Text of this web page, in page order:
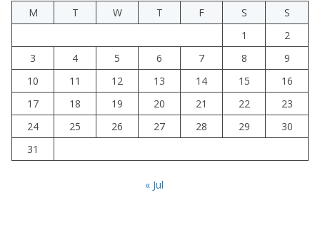
M
T W T F S
S
1
2
3
4 5 6 7 8
9
10
11 12 13 14 15
16
17
18 19 20 21 22
23
24
25 26 27 28 29
30
31
« Jul